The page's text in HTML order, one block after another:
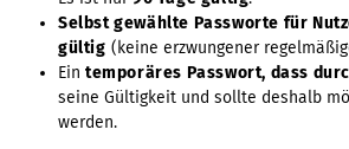
Selbst gewählte Passworte für
gültig (keine erzwungener
Ein temporäres Passwort, dass
seine Gültigkeit und sollte deshalb
werden.